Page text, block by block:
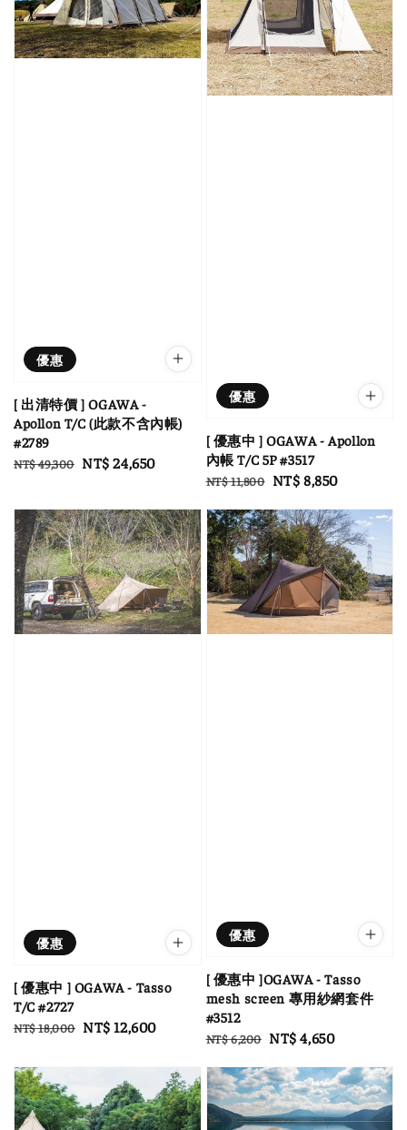
優惠
[ 出清特價 ] OGAWA -
Apollon T/C (此款不含內帳)
#2789
Regular
NT$ 49,300 Sale
NT$ 24,650
優惠
[ 優惠中 ] OGAWA - Apollon
內帳 T/C 5P #3517
Regular
NT$ 11,800 Sale
NT$ 8,850
優惠
[ 優惠中 ] OGAWA - Tasso
T/C #2727
Regular
NT$ 18,000 Sale
NT$ 12,600
優惠
[ 優惠中 ]OGAWA - Tasso
mesh screen 專用紗網套件
#3512
Regular
NT$ 6,200 Sale
NT$ 4,650